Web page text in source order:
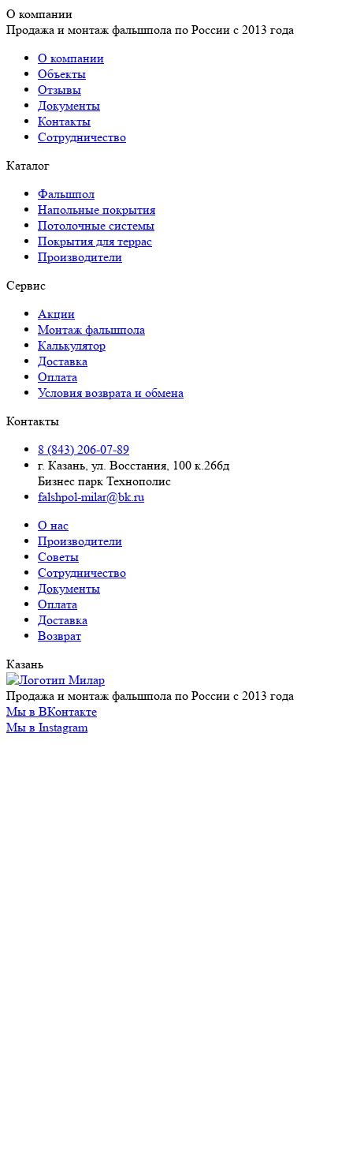
О компании
Продажа и монтаж фальшпола по России с 2013 года
О компании
Объекты
Отзывы
Документы
Контакты
Сотрудничество
Каталог
Фальшпол
Напольные покрытия
Потолочные системы
Покрытия для террас
Производители
Сервис
Акции
Монтаж фальшпола
Калькулятор
Доставка
Оплата
Условия возврата и обмена
Контакты
8 (843) 206-07-89
г. Казань, ул. Восстания, 100 к.266д
Бизнес парк Технополис
falshpol-milar@bk.ru
О нас
Производители
Советы
Сотрудничество
Документы
Оплата
Доставка
Возврат
Казань
Продажа и монтаж фальшпола по России с 2013 года
Мы в ВКонтакте
Мы в Instagram